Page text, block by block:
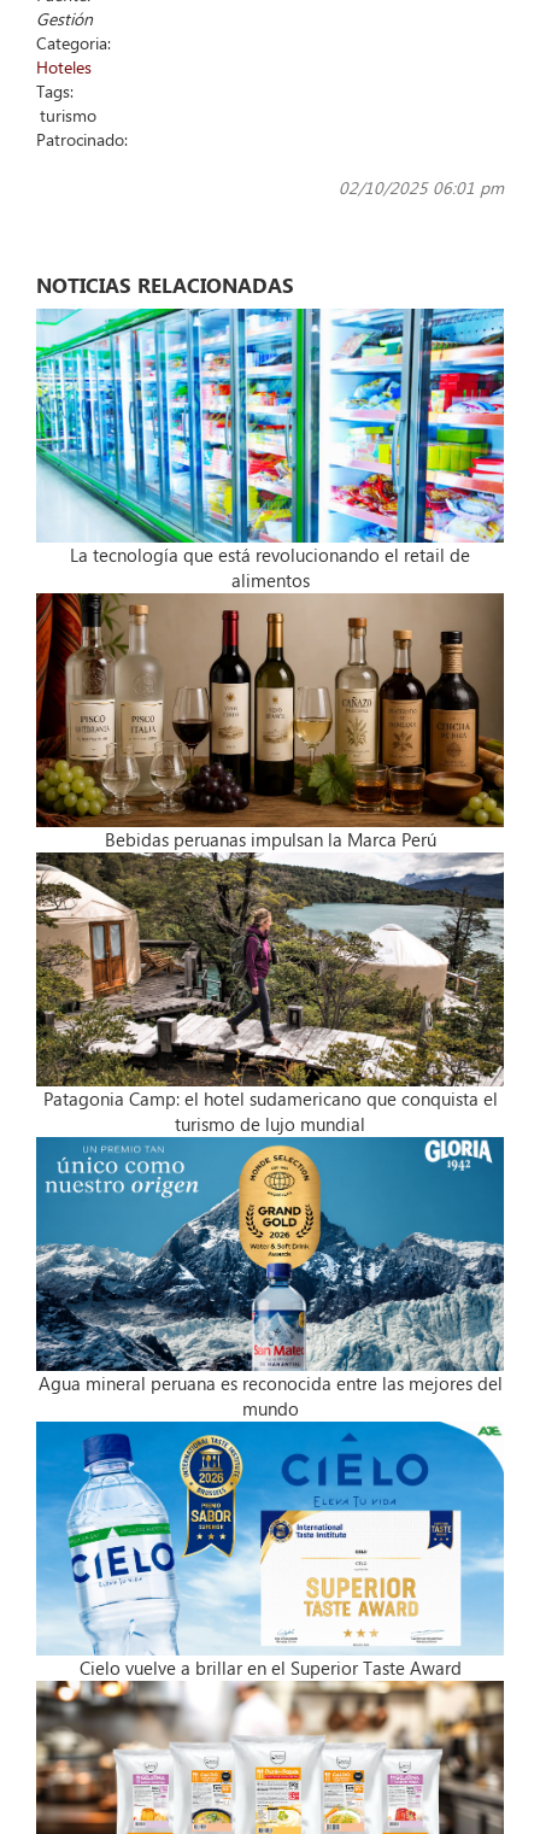
Gestión
Categoria:
Hoteles
Tags:
turismo
Patrocinado:
02/10/2025 06:01 pm
NOTICIAS RELACIONADAS
La tecnología que está revolucionando el retail de
alimentos
Bebidas peruanas impulsan la Marca Perú
Patagonia Camp: el hotel sudamericano que conquista el
turismo de lujo mundial
Agua mineral peruana es reconocida entre las mejores del
mundo
Cielo vuelve a brillar en el Superior Taste Award